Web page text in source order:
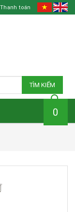
Thanh toán
TÌM KIẾM
0